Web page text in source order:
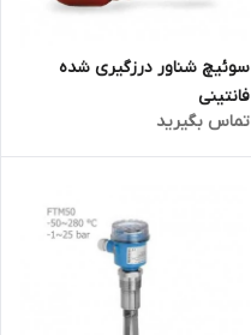
سوئیچ شناور درزگیری شده
فانتینی
تماس بگیرید